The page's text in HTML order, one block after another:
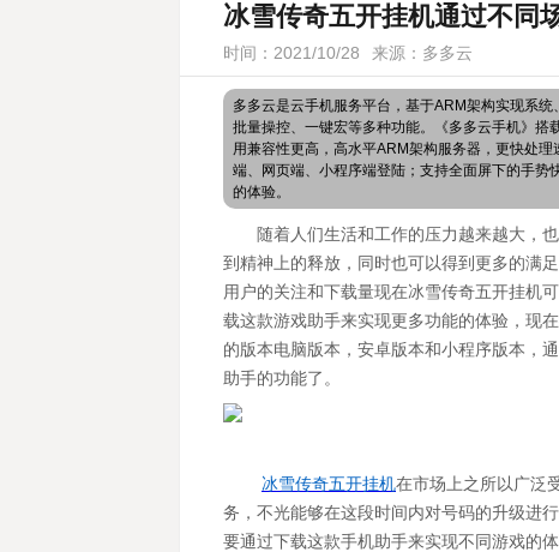
冰雪传奇五开挂机通过不同
时间：2021/10/28 来源：多多云
多多云是云手机服务平台，基于ARM架构实现系
批量操控、一键宏等多种功能。《多多云手机》
用兼容性更高，高水平ARM架构服务器，更快处
端、网页端、小程序端登陆；支持全面屏下的手
的体验。
随着人们生活和工作的压力越来越大，
到精神上的释放，同时也可以得到更多的满
用户的关注和下载量现在冰雪传奇五开挂机
载这款游戏助手来实现更多功能的体验，现
的版本电脑版本，安卓版本和小程序版本，
助手的功能了。
冰雪传奇五开挂机在市场上之所以广泛
务，不光能够在这段时间内对号码的升级进
要通过下载这款手机助手来实现不同游戏的